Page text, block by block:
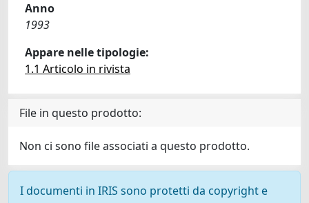
Anno
1993
Appare nelle tipologie:
1.1 Articolo in rivista
File in questo prodotto:
Non ci sono file associati a questo prodotto.
I documenti in IRIS sono protetti da copyright e